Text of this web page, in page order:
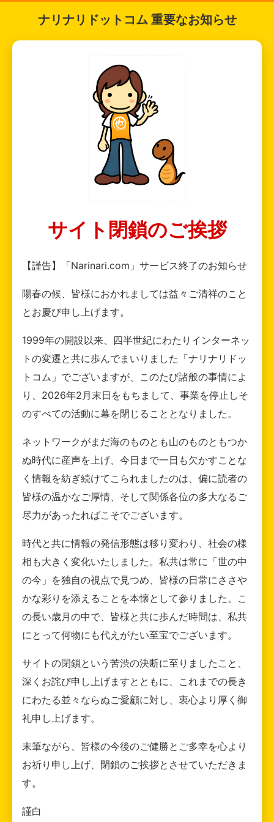
ナリナリドットコム 重要なお知らせ
サイト閉鎖のご挨拶
【謹告】「Narinari.com」サービス終了のお知らせ
陽春の候、皆様におかれましては益々ご清祥のこと
とお慶び申し上げます。
1999年の開設以来、四半世紀にわたりインターネッ
トの変遷と共に歩んでまいりました「ナリナリドッ
トコム」でございますが、このたび諸般の事情によ
り、2026年2月末日をもちまして、事業を停止しそ
のすべての活動に幕を閉じることとなりました。
ネットワークがまだ海のものとも山のものともつか
ぬ時代に産声を上げ、今日まで一日も欠かすことな
く情報を紡ぎ続けてこられましたのは、偏に読者の
皆様の温かなご厚情、そして関係各位の多大なるご
尽力があったればこそでございます。
時代と共に情報の発信形態は移り変わり、社会の様
相も大きく変化いたしました。私共は常に「世の中
の今」を独自の視点で見つめ、皆様の日常にささや
かな彩りを添えることを本懐として参りました。こ
の長い歳月の中で、皆様と共に歩んだ時間は、私共
にとって何物にも代えがたい至宝でございます。
サイトの閉鎖という苦渋の決断に至りましたこと、
深くお詫び申し上げますとともに、これまでの長き
にわたる並々ならぬご愛顧に対し、衷心より厚く御
礼申し上げます。
末筆ながら、皆様の今後のご健勝とご多幸を心より
お祈り申し上げ、閉鎖のご挨拶とさせていただきま
す。
謹白